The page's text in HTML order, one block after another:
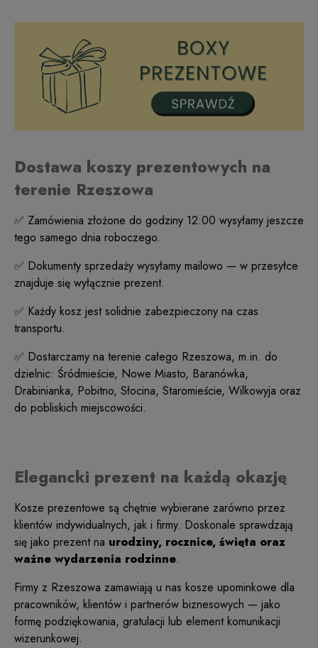
Dostawa koszy prezentowych na
terenie Rzeszowa
✅ Zamówienia złożone do godziny 12:00 wysyłamy jeszcze
tego samego dnia roboczego.
✅ Dokumenty sprzedaży wysyłamy mailowo — w przesyłce
znajduje się wyłącznie prezent.
✅ Każdy kosz jest solidnie zabezpieczony na czas
transportu.
✅ Dostarczamy na terenie całego Rzeszowa, m.in. do
dzielnic: Śródmieście, Nowe Miasto, Baranówka,
Drabinianka, Pobitno, Słocina, Staromieście, Wilkowyja oraz
do pobliskich miejscowości.
Elegancki prezent na każdą okazję
Kosze prezentowe są chętnie wybierane zarówno przez
klientów indywidualnych, jak i firmy. Doskonale sprawdzają
się jako prezent na urodziny, rocznice, święta oraz
ważne wydarzenia rodzinne.
Firmy z Rzeszowa zamawiają u nas kosze upominkowe dla
pracowników, klientów i partnerów biznesowych — jako
formę podziękowania, gratulacji lub element komunikacji
wizerunkowej.